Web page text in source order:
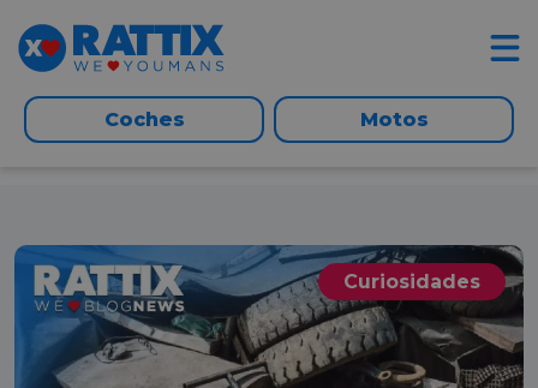
Coches Motos
Curiosidades